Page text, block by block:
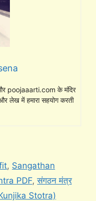
और poojaaarti.com के मंदिर
लेख में हमारा सहयोग करती
, Sangathan
PDF,संगठन मंत्र
Stotra)